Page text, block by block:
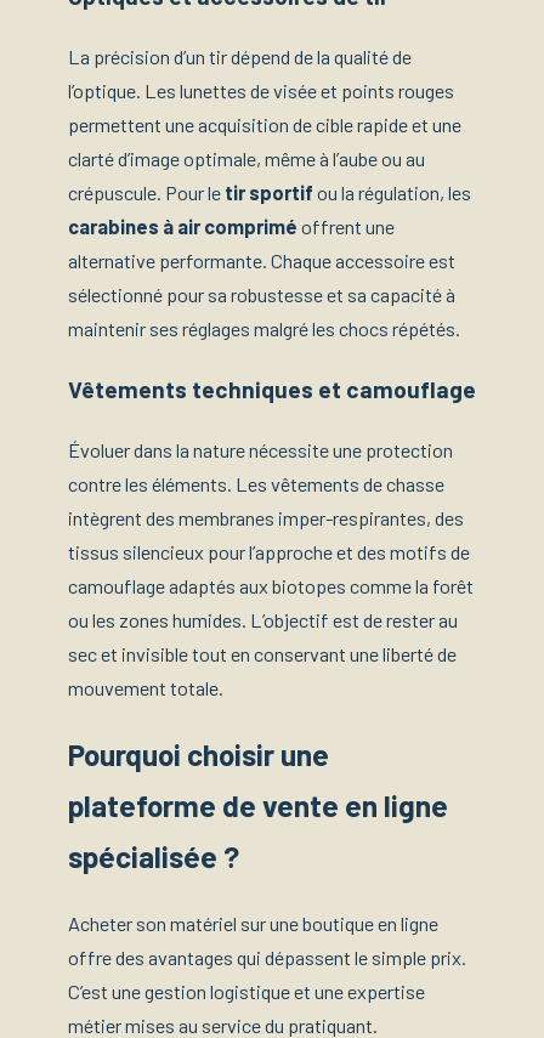
La précision d’un tir dépend de la qualité de
l’optique. Les lunettes de visée et points rouges
permettent une acquisition de cible rapide et une
clarté d’image optimale, même à l’aube ou au
crépuscule. Pour le tir sportif ou la régulation, les
carabines à air comprimé offrent une
alternative performante. Chaque accessoire est
sélectionné pour sa robustesse et sa capacité à
maintenir ses réglages malgré les chocs répétés.
Vêtements techniques et camouflage
Évoluer dans la nature nécessite une protection
contre les éléments. Les vêtements de chasse
intègrent des membranes imper-respirantes, des
tissus silencieux pour l’approche et des motifs de
camouflage adaptés aux biotopes comme la forêt
ou les zones humides. L’objectif est de rester au
sec et invisible tout en conservant une liberté de
mouvement totale.
Pourquoi choisir une
plateforme de vente en ligne
spécialisée ?
Acheter son matériel sur une boutique en ligne
offre des avantages qui dépassent le simple prix.
C’est une gestion logistique et une expertise
métier mises au service du pratiquant.